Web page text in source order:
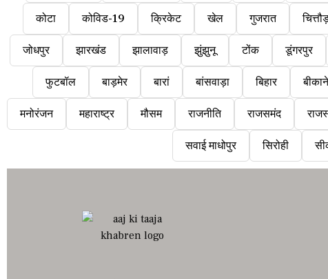
कोटा कोविड-19 क्रिकेट खेल गुजरात
जोधपुर झारखंड झालावाड़ झुंझुनू टोंक डूंगरपुर
फुटबॉल बाड़मेर बारां बांसवाड़ा बिहार
मनोरंजन महाराष्ट्र मौसम राजनीति राजसमंद
सवाई माधोपुर सिरोही